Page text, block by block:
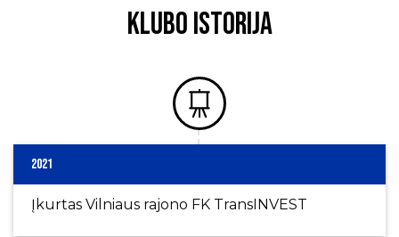
KLUBO ISTORIJA
2021
Įkurtas Vilniaus rajono FK TransINVEST